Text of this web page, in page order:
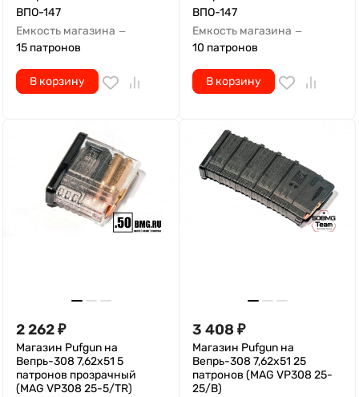
ВПО-147
Емкость магазина —
15 патронов
В корзину
ВПО-147
Емкость магазина —
10 патронов
В корзину
2 262₽
Магазин Pufgun на
Вепрь-308 7,62х51 5
патронов прозрачный
(MAG VP308 25-5/TR)
3 408 ₽
Магазин Pufgun на
Вепрь-308 7,62х51 25
патронов (MAG VP308 25-
25/B)